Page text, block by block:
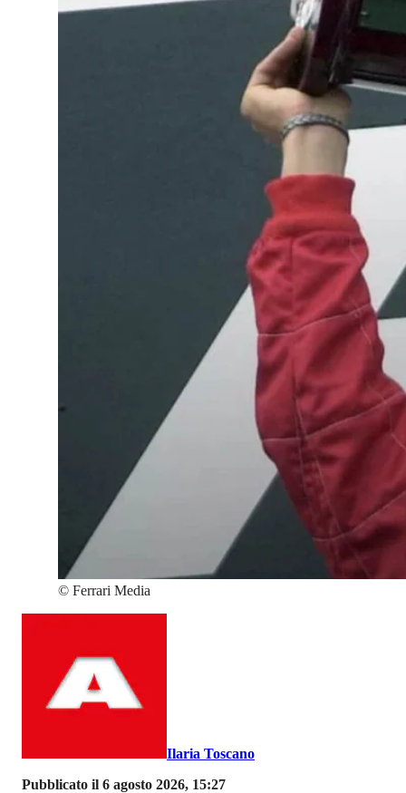
© Ferrari Media
Ilaria Toscano
Pubblicato il 6 agosto 2026, 15:27